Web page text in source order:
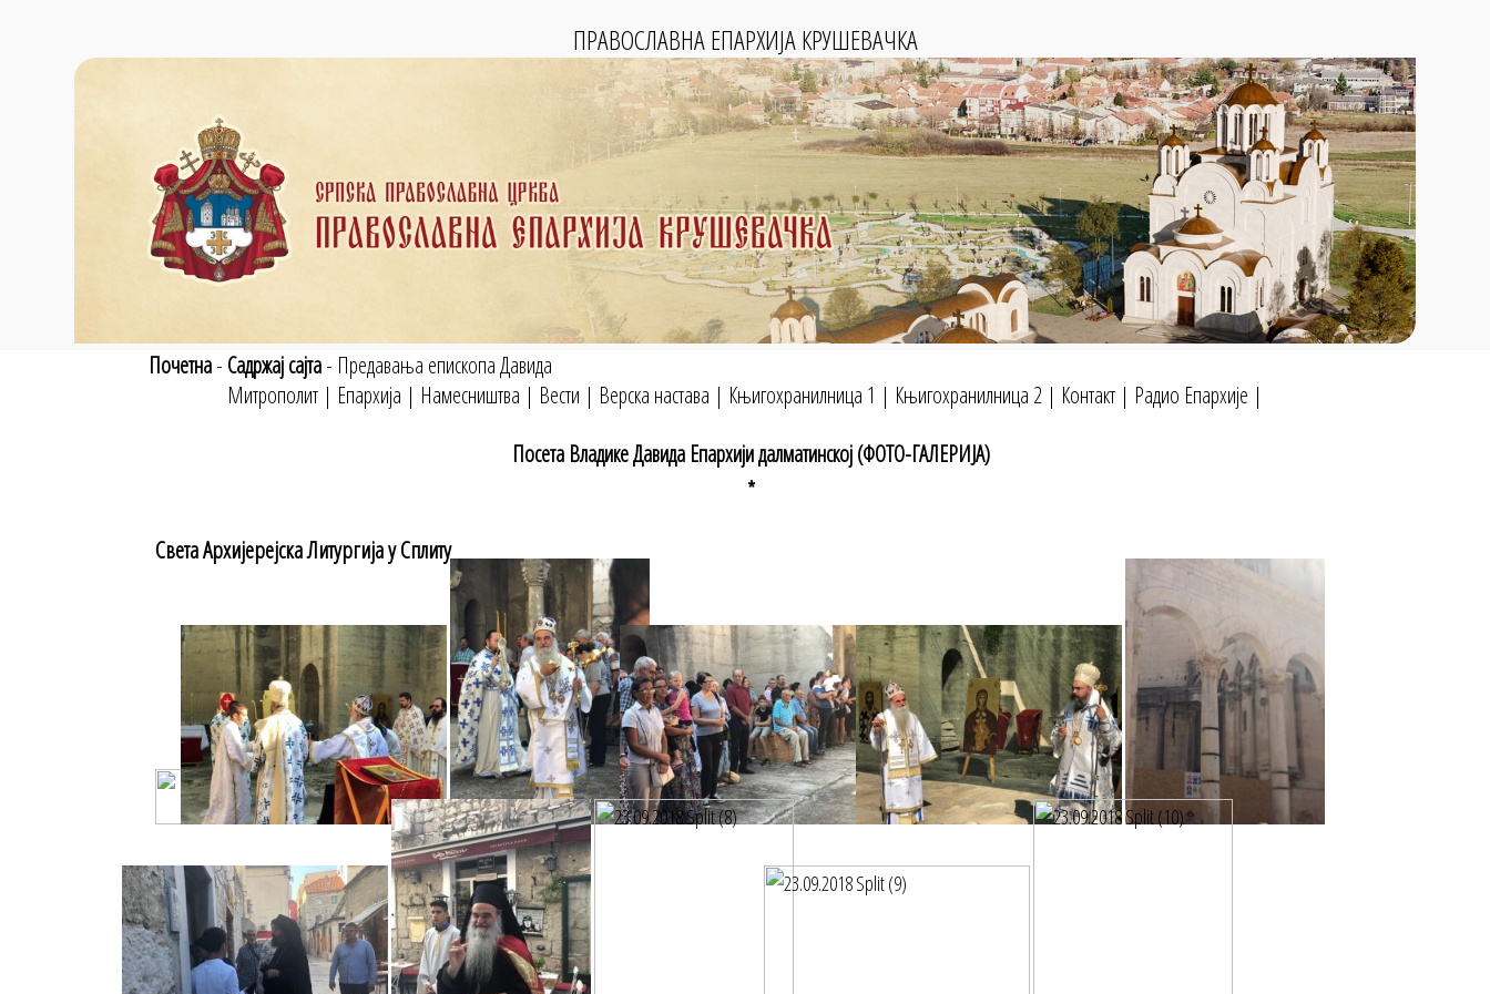
ПРАВОСЛАВНА ЕПАРХИЈА КРУШЕВАЧКА
Почетна- Садржај сајта- Предавања епископа Давида
Митрополит| Епархија | Намесништва | Вести | Верска настава | Књигохранилница 1 | Књигохранилница 2| Контакт| Радио Епархије |
Посета Владике Давида Епархији далматинској (ФОТО-ГАЛЕРИЈА)
*
Света Архијерејска Литургија у Сплиту